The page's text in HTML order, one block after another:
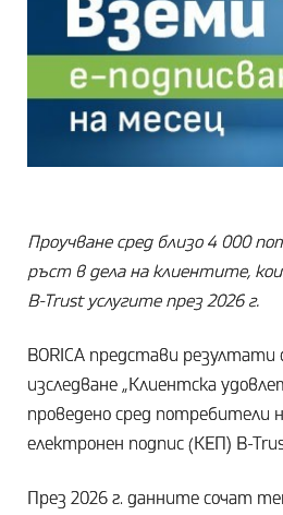
Проучване сред близо 4 000
ръст в дела на клиентите,
B-Trust услугите през 2026 г.
BORICA представи
изследване „Клиентска
проведено сред потребители
електронен подпис (КЕП) B-
През 2026 г. данните сочат